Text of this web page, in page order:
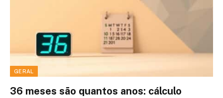
GERAL
36 meses são quantos anos: cálculo